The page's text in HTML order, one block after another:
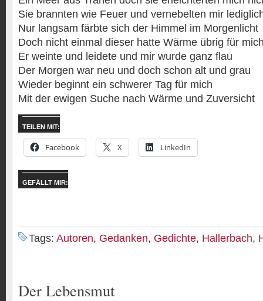
Sie brannten wie Feuer und vernebelten mir
Nur langsam färbte sich der Himmel im Morgenlicht
Doch nicht einmal dieser hatte Wärme übrig für
Er weinte und leidete und mir wurde ganz flau
Der Morgen war neu und doch schon alt und grau
Wieder beginnt ein schwerer Tag für mich
Mit der ewigen Suche nach Wärme und Zuversicht
TEILEN MIT:
Facebook X LinkedIn
GEFÄLLT MIR:
Tags: Autoren, Gedanken, Gedichte, Hallerbach,
Der Lebensmut